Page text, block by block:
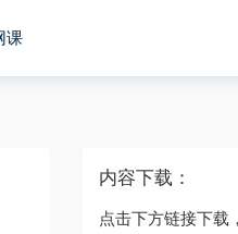
课
内容下载：
点击下方链接下载